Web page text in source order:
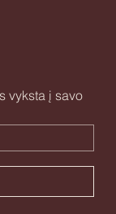
vyksta į savo